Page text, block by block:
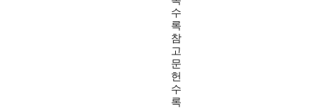
수
록
참
고
문
헌
수
록